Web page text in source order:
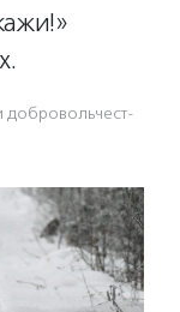
доброволь­чест­